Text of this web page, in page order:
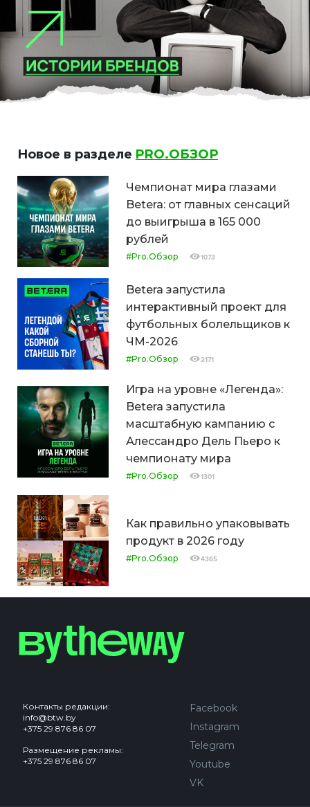
Новое в разделе PRO.ОБЗОР
Чемпионат мира глазами
Betera: от главных сенсаций
до выигрыша в 165 000
рублей
#Pro.Обзор 1073
Betera запустила
интерактивный проект для
футбольных болельщиков к
ЧМ-2026
#Pro.Обзор 2171
Игра на уровне «Легенда»:
Betera запустила
масштабную кампанию с
Алессандро Дель Пьеро к
чемпионату мира
#Pro.Обзор 1301
Как правильно упаковывать
продукт в 2026 году
#Pro.Обзор 4365
Контакты редакции:
info@btw.by
+375 29 876 86 07
Размещение рекламы:
+375 29 876 86 07
Facebook
Instagram
Telegram
Youtube
VK